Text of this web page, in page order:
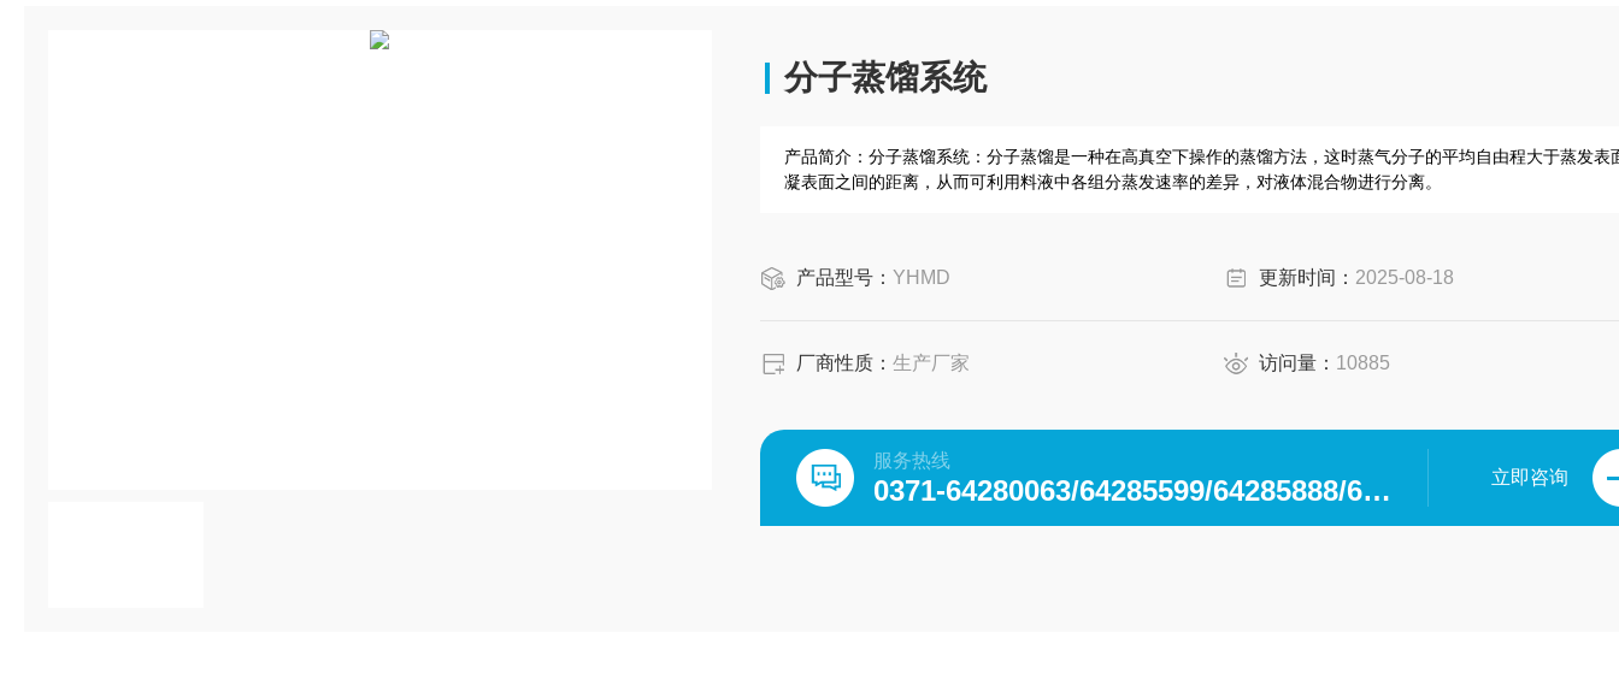
分子蒸馏系统
产品简介： 分子蒸馏系统：分子蒸馏是一种在高真空下操作的蒸馏方法，这时蒸气分子的平均自由程大于蒸发表
凝表面之间的距离，从而可利用料液中各组分蒸发速率的差异，对液体混合物进行分离。
产品型号： YHMD 更新时间： 2025-08-18
厂商性质： 生产厂家 访问量： 10885
服务热线
0371-64280063/64285599/64285888/64285599/64285318/64285369/64285222 立即咨询